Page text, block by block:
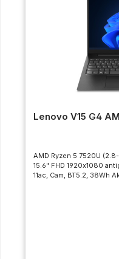
Lenovo V15 G4
AMD Ryzen 5 7520U
15.6" FHD 1920x1080
11ac, Cam, BT5.2, 38Wh